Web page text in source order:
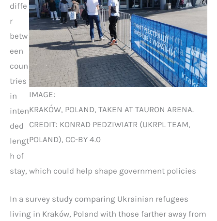
IMAGE:
KRAKÓW, POLAND, TAKEN AT TAURON ARENA.
CREDIT: KONRAD PEDZIWIATR (UKRPL TEAM,
POLAND), CC-BY 4.0
diffe
r
betw
een
coun
tries
in
inten
ded
lengt
h of
stay, which could help shape government policies
In a survey study comparing Ukrainian refugees
living in Kraków, Poland with those farther away from